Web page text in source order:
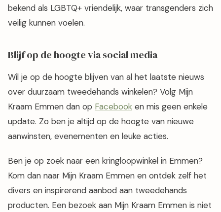
bekend als LGBTQ+ vriendelijk, waar transgenders zich
veilig kunnen voelen.
Blijf op de hoogte via social media
Wil je op de hoogte blijven van al het laatste nieuws
over duurzaam tweedehands winkelen? Volg Mijn
Kraam Emmen dan op Facebook en mis geen enkele
update. Zo ben je altijd op de hoogte van nieuwe
aanwinsten, evenementen en leuke acties.
Ben je op zoek naar een kringloopwinkel in Emmen?
Kom dan naar Mijn Kraam Emmen en ontdek zelf het
divers en inspirerend aanbod aan tweedehands
producten. Een bezoek aan Mijn Kraam Emmen is niet